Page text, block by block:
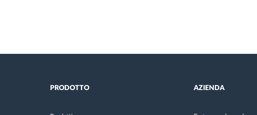
PRODOTTO AZIENDA